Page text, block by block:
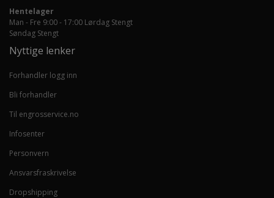
Hentelager
Man - Fre 9:00 - 17:00 Lørdag Stengt
Søndag Stengt
Nyttige lenker
Forhandler logg inn
Bli forhandler
Til engrosservice.no
Infosenter
Personvern
Ansvarsfraskrivelse
Dropshipping